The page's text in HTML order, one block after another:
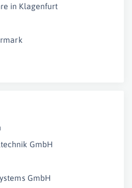
in Klagenfurt
GmbH
GmbH